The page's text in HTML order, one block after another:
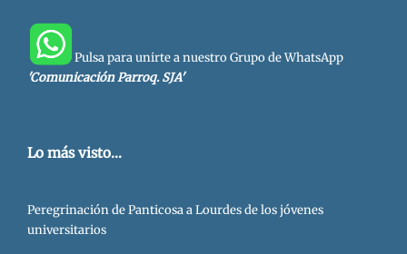
Pulsa para unirte a nuestro Grupo de WhatsApp
'Comunicación Parroq. SJA'
Lo más visto...
Peregrinación de Panticosa a Lourdes de los jóvenes
universitarios